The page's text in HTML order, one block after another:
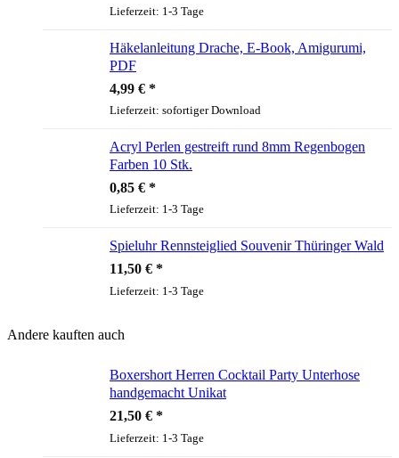
Lieferzeit: 1-3 Tage
Häkelanleitung Drache, E-Book, Amigurumi,
PDF
4,99 €
Lieferzeit: sofortiger Download
Acryl Perlen gestreift rund 8mm Regenbogen
Farben 10 Stk.
0,85 €
Lieferzeit: 1-3 Tage
Spieluhr Rennsteiglied Souvenir Thüringer Wald
11,50 €
Lieferzeit: 1-3 Tage
Andere kauften auch
Boxershort Herren Cocktail Party Unterhose
handgemacht Unikat
21,50 €
Lieferzeit: 1-3 Tage